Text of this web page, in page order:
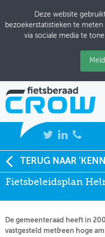
Deze website
bezoekerstatistieken te
via sociale media te
NIEUWS
BIJEENKOMSTEN
KENNISBANK
ADRESSENBOEK
TERUG NAAR
Fietsbeleidsplan
Soort:
Auteur:
Gemeente
De gemeenteraad heeft in
vastgesteld met&een hoge